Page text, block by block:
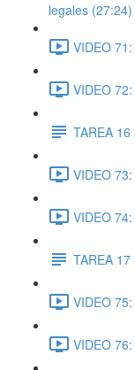
legales (27:24)
VIDEO
VIDEO
TAREA 16
VIDEO
VIDEO
TAREA 17
VIDEO
VIDEO